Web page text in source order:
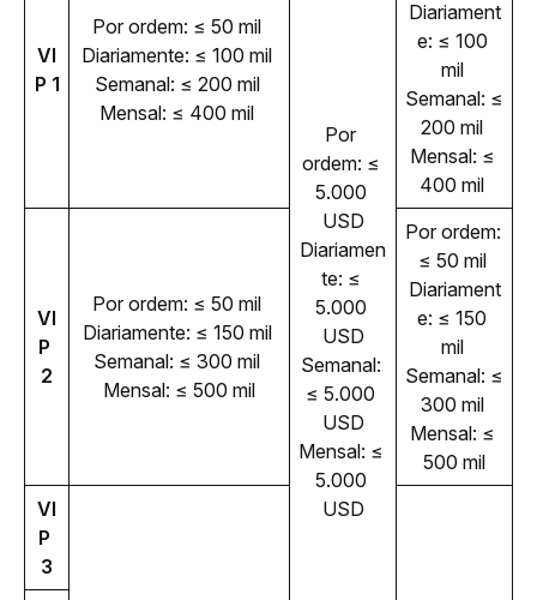
Por
ordem: ≤
5.000
USD
Diariamen
te: ≤
5.000
USD
Semanal:
≤ 5.000
USD
Mensal: ≤
5.000
USD
VI
P 1
Por ordem: ≤ 50 mil
Diariamente: ≤ 100 mil
Semanal: ≤ 200 mil
Mensal: ≤ 400 mil
Diariament
e: ≤ 100
mil
Semanal: ≤
200 mil
Mensal: ≤
400 mil
VI
P
2
Por ordem: ≤ 50 mil
Diariamente: ≤ 150 mil
Semanal: ≤ 300 mil
Mensal: ≤ 500 mil
Por ordem:
≤ 50 mil
Diariament
e: ≤ 150
mil
Semanal: ≤
300 mil
Mensal: ≤
500 mil
VI
P
3